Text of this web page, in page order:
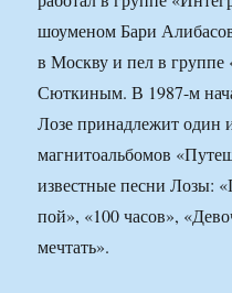
шоуменом Бари
в Москву и пел в группе
Сюткиным. В 1987-м
Лозе принадлежит один
магнитоальбомов
известные песни Лозы:
пой», «100 часов»,
мечтать».